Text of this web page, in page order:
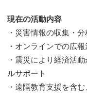
現在の活動内容
・災害情報の収集・
・オンラインでの広
・震災により経済活
ルサポート
・遠隔教育支援を含